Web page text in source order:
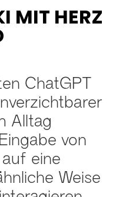
MIT HERZ
ChatGPT
Alltag
von
eine
Weise